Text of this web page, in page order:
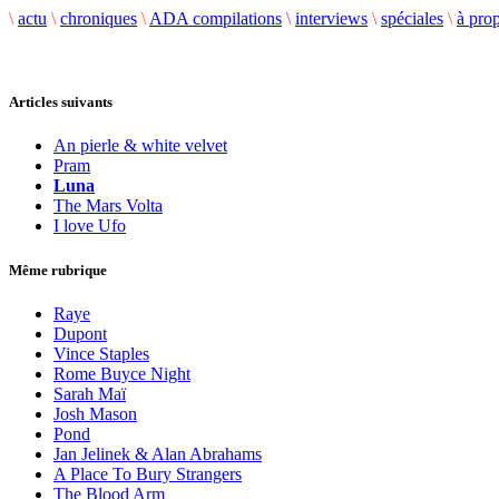
\ actu \ chroniques \ ADA compilations \ interviews \ spéciales \ à
Articles suivants
An pierle & white velvet
Pram
Luna
The Mars Volta
I love Ufo
Même rubrique
Raye
Dupont
Vince Staples
Rome Buyce Night
Sarah Maï
Josh Mason
Pond
Jan Jelinek & Alan Abrahams
A Place To Bury Strangers
The Blood Arm